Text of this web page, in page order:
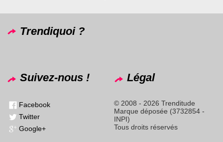
Trendiquoi ?
Suivez-nous !
Facebook
Twitter
Google+
Légal
© 2008 - 2026 Trenditude
Marque déposée (3732854 -
INPI)
Tous droits réservés